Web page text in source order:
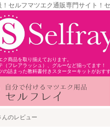
！セルフマツエク通販専門サイト！
ク商品を取り揃えております。
（フレアラッシュ）、グルーなど揃ってます！
の詰まった教科書付きスターターキットがおすす
んのレビュー